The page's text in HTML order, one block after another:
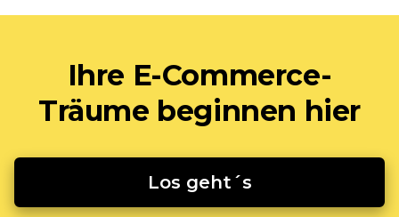
Ihre E-Commerce-
Träume beginnen hier
Los geht´s